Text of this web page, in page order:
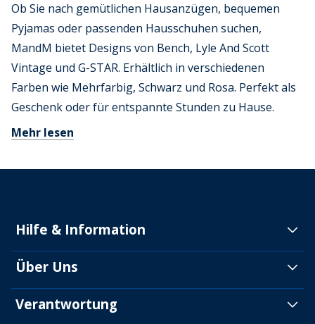
Ob Sie nach gemütlichen Hausanzügen, bequemen
Pyjamas oder passenden Hausschuhen suchen,
MandM bietet Designs von Bench, Lyle And Scott
Vintage und G-STAR. Erhältlich in verschiedenen
Farben wie Mehrfarbig, Schwarz und Rosa. Perfekt als
Geschenk oder für entspannte Stunden zu Hause.
Mehr lesen
Hilfe & Information
Über Uns
Verantwortung